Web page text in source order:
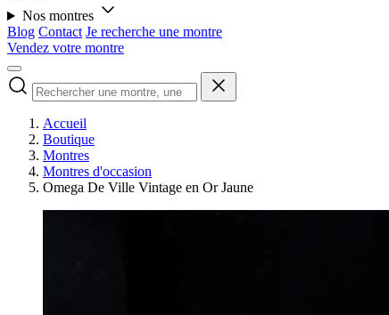
Nos montres
Blog Contact Je recherche une montre
Vendez votre montre
Accueil
Boutique
Montres
Montres d'occasion
Omega De Ville Vintage en Or Jaune